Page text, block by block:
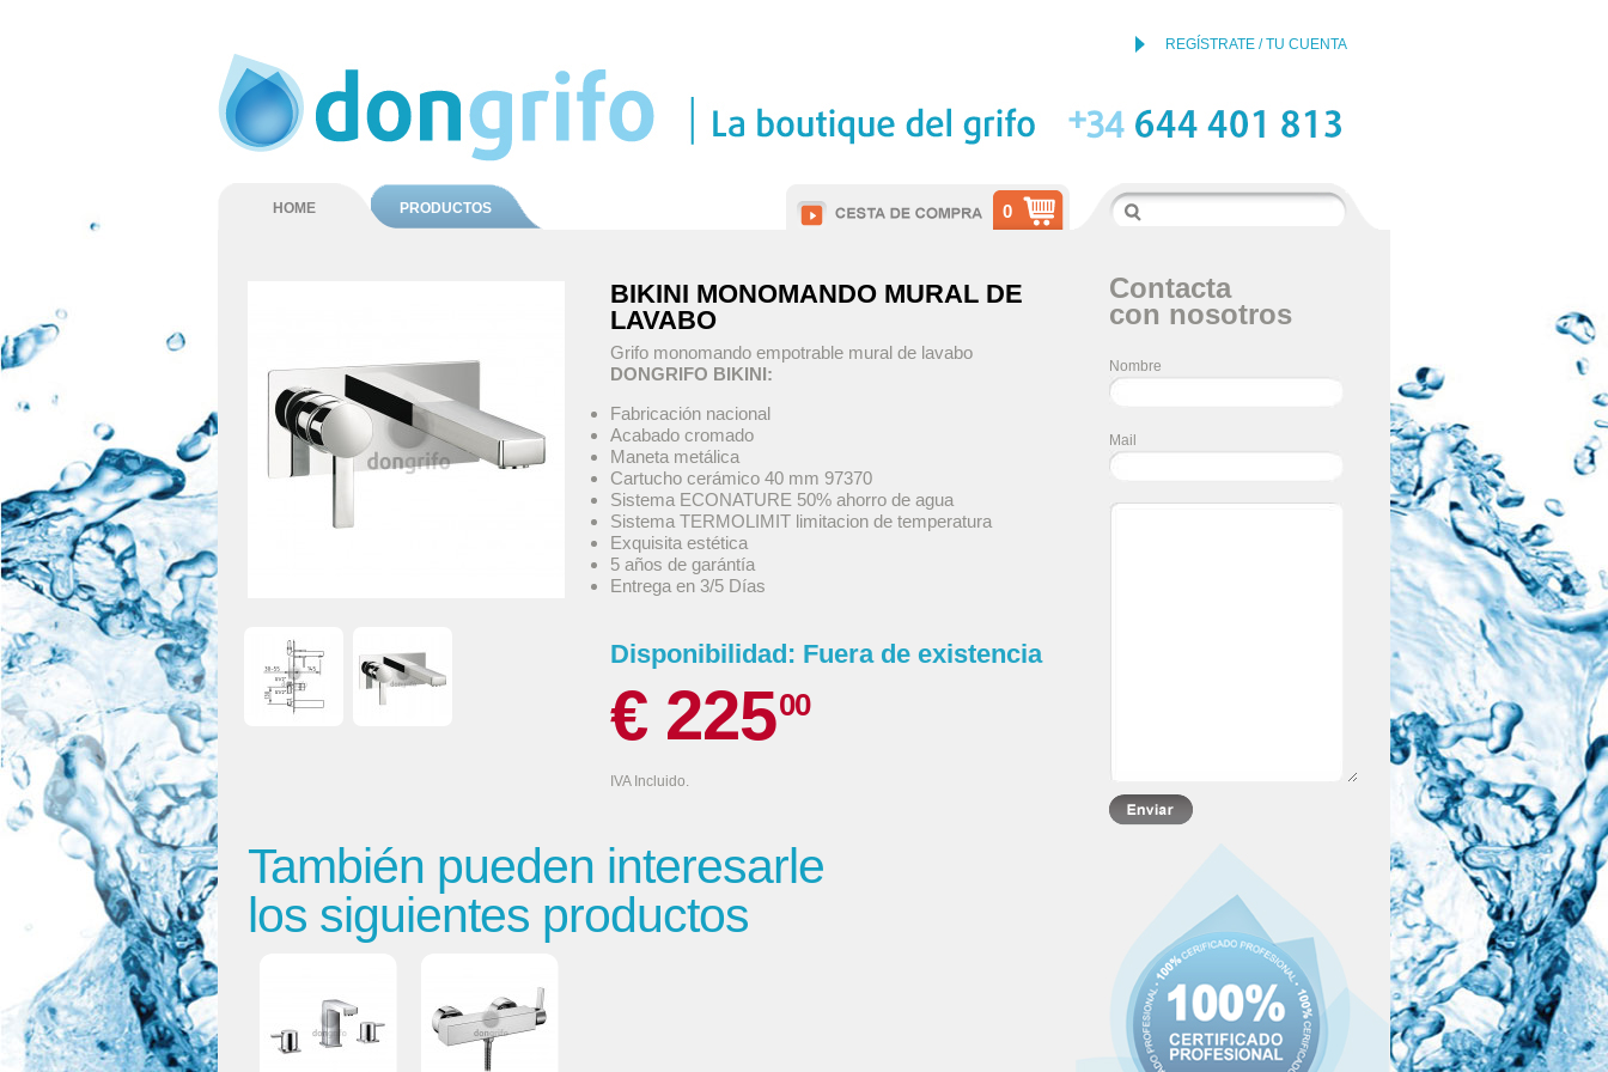
REGÍSTRATE / TU CUENTA
HOME PRODUCTOS 0
BIKINI MONOMANDO MURAL DE
LAVABO
Grifo monomando empotrable mural de lavabo
DONGRIFO BIKINI:
Fabricación nacional
Acabado cromado
Maneta metálica
Cartucho cerámico 40 mm 97370
Sistema ECONATURE 50% ahorro de agua
Sistema TERMOLIMIT limitacion de temperatura
Exquisita estética
5 años de garántía
Entrega en 3/5 Días
Disponibilidad: Fuera de existencia
€ 22500
IVA Incluido.
También pueden interesarle
los siguientes productos
Contacta
con nosotros
Nombre
Mail